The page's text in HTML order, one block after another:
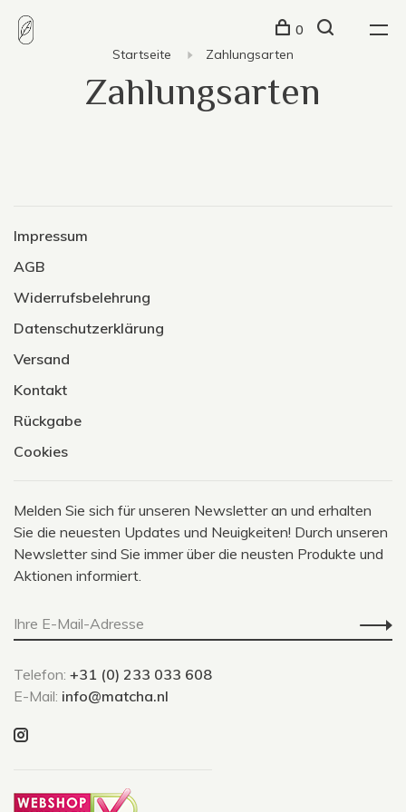
0
Startseite
Zahlungsarten
Zahlungsarten
Impressum
AGB
Widerrufsbelehrung
Datenschutzerklärung
Versand
Kontakt
Rückgabe
Cookies
Melden Sie sich für unseren Newsletter an und erhalten
Sie die neuesten Updates und Neuigkeiten! Durch unseren
Newsletter sind Sie immer über die neusten Produkte und
Aktionen informiert.
Telefon: +31 (0) 233 033 608
E-Mail: info@matcha.nl